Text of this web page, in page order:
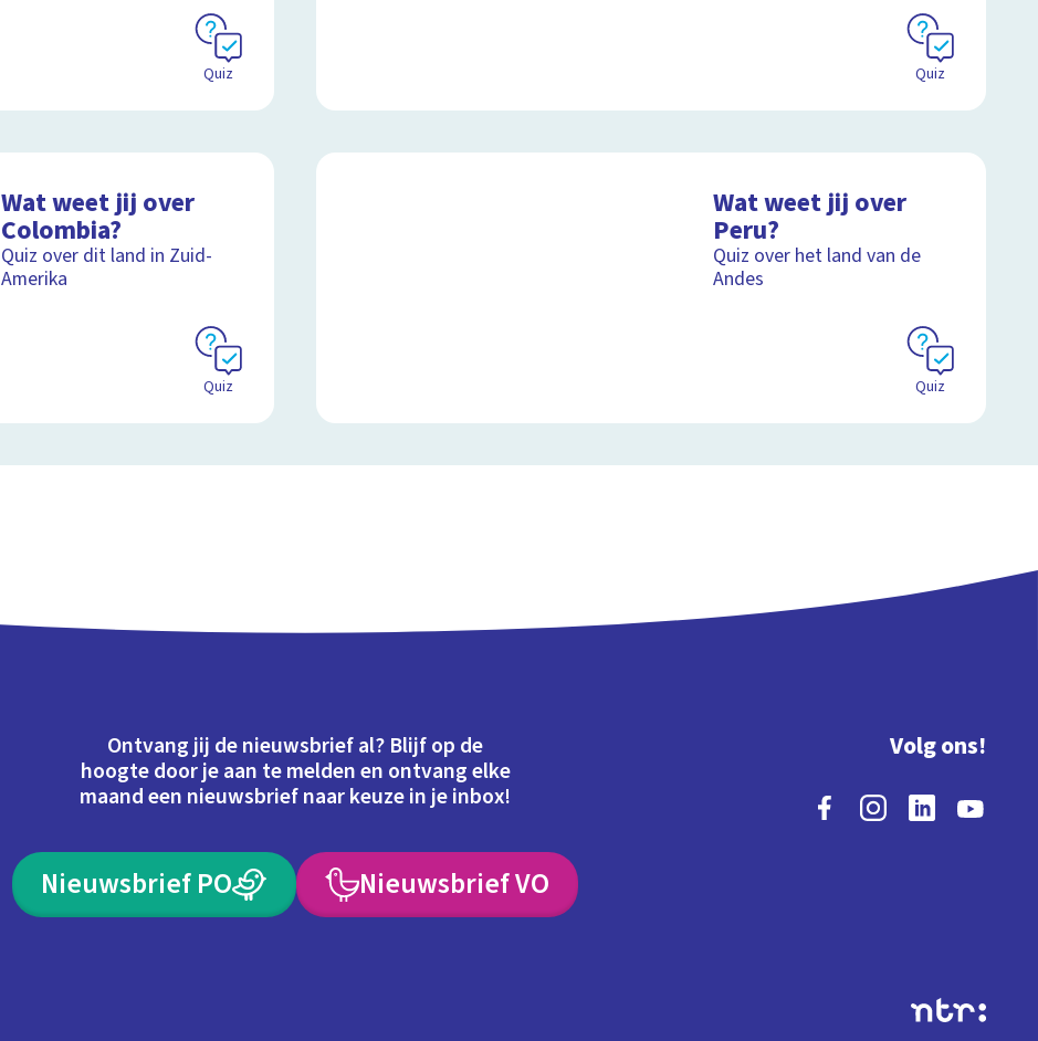
Quiz Quiz
Wat weet jij over
Colombia?
Quiz over dit land in Zuid-
Amerika
Quiz
Wat weet jij over
Peru?
Quiz over het land van de
Andes
Quiz
Ontvang jij de nieuwsbrief al? Blijf op de
hoogte door je aan te melden en ontvang elke
maand een nieuwsbrief naar keuze in je inbox!
Nieuwsbrief PO Nieuwsbrief VO
Volg ons!